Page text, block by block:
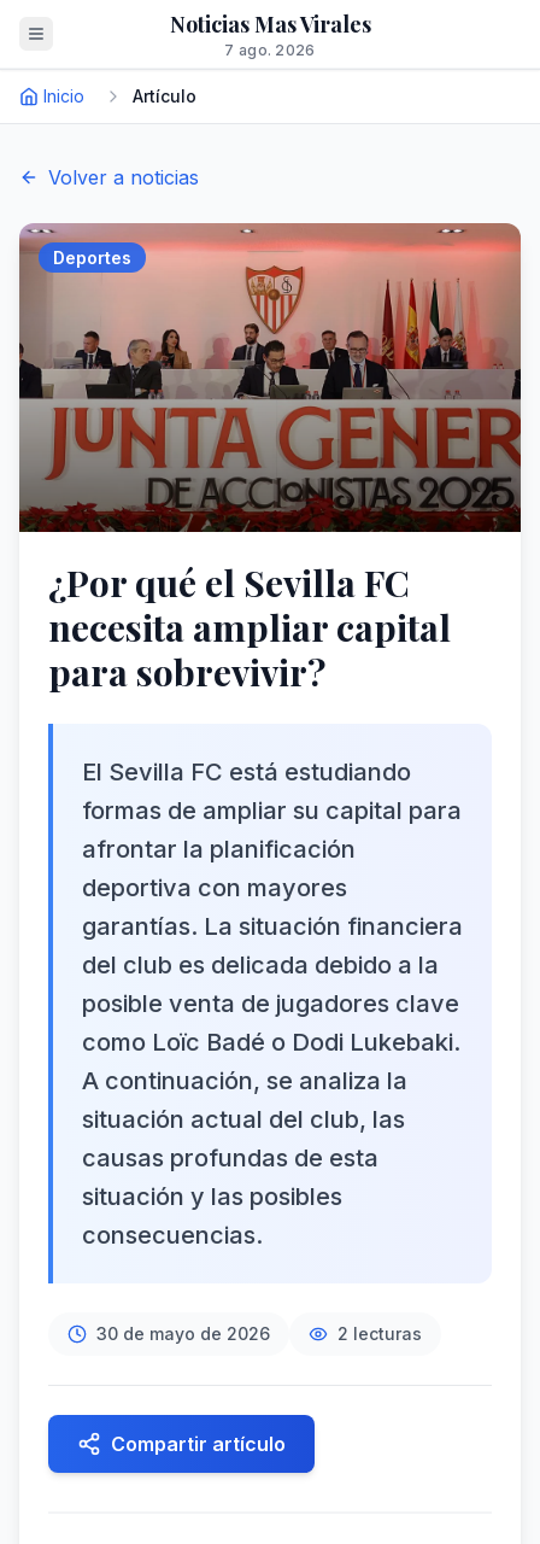
Noticias Mas Virales
7 ago. 2026
Inicio Artículo
Volver a noticias
Deportes
¿Por qué el Sevilla FC
necesita ampliar capital
para sobrevivir?
El Sevilla FC está estudiando
formas de ampliar su capital para
afrontar la planificación
deportiva con mayores
garantías. La situación financiera
del club es delicada debido a la
posible venta de jugadores clave
como Loïc Badé o Dodi Lukebaki.
A continuación, se analiza la
situación actual del club, las
causas profundas de esta
situación y las posibles
consecuencias.
30 de mayo de 2026 2 lecturas
Compartir artículo